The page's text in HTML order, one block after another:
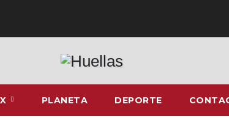
PLANETA DEPORTE